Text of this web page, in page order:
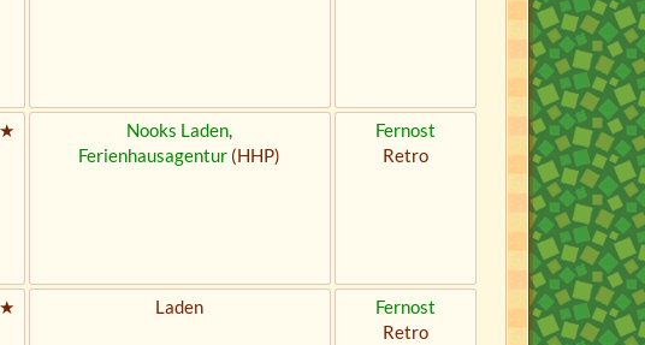
Nooks Laden,
Ferienhausagentur (HHP)
Fernost
Retro
Laden
Fernost
Retro